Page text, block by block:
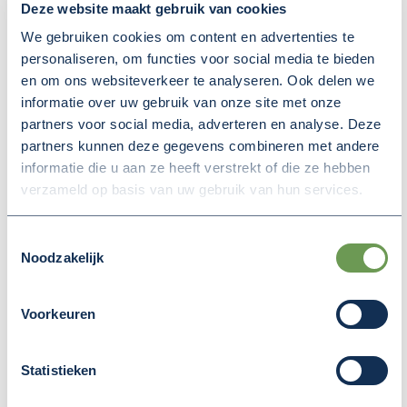
Deze website maakt gebruik van cookies
We gebruiken cookies om content en advertenties te
personaliseren, om functies voor social media te bieden
en om ons websiteverkeer te analyseren. Ook delen we
informatie over uw gebruik van onze site met onze
partners voor social media, adverteren en analyse. Deze
partners kunnen deze gegevens combineren met andere
informatie die u aan ze heeft verstrekt of die ze hebben
verzameld op basis van uw gebruik van hun services.
Noodzakelijk
Voorkeuren
Statistieken
FINANCIËLE BIJDRAGE VOOR
RIVIERENLAND UIT HET